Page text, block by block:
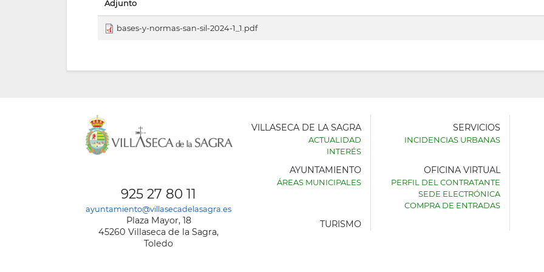
Adjunto
bases-y-normas-san-sil-2024-1_1.pdf
925 27 80 11
ayuntamiento@villasecadelasagra.es
Plaza Mayor, 18
45260 Villaseca de la Sagra,
Toledo
AYUNTAMIENTO
VILLASECA DE LA SAGRA
ACTUALIDAD
INTERÉS
SERVICIOS
INCIDENCIAS URBANAS
AYUNTAMIENTO
ÁREAS MUNICIPALES
OFICINA VIRTUAL
PERFIL DEL CONTRATANTE
SEDE ELECTRÓNICA
COMPRA DE ENTRADAS
TURISMO